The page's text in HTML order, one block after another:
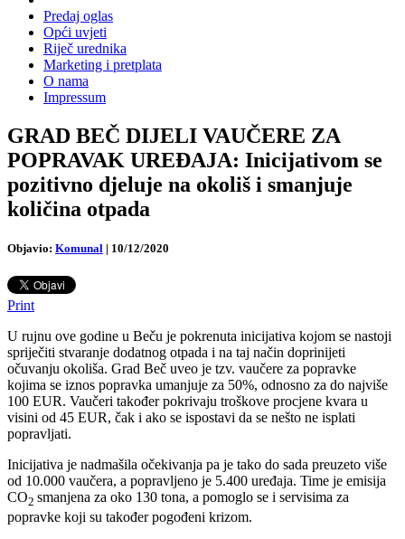
Predaj oglas
Opći uvjeti
Riječ urednika
Marketing i pretplata
O nama
Impressum
GRAD BEČ DIJELI VAUČERE ZA
POPRAVAK UREĐAJA: Inicijativom se
pozitivno djeluje na okoliš i smanjuje
količina otpada
Objavio: Komunal | 10/12/2020
Print
U rujnu ove godine u Beču je pokrenuta inicijativa kojom se nastoji
spriječiti stvaranje dodatnog otpada i na taj način doprinijeti
očuvanju okoliša. Grad Beč uveo je tzv. vaučere za popravke
kojima se iznos popravka umanjuje za 50%, odnosno za do najviše
100 EUR. Vaučeri također pokrivaju troškove procjene kvara u
visini od 45 EUR, čak i ako se ispostavi da se nešto ne isplati
popravljati.
Inicijativa je nadmašila očekivanja pa je tako do sada preuzeto više
od 10.000 vaučera, a popravljeno je 5.400 uređaja. Time je emisija
CO2 smanjena za oko 130 tona, a pomoglo se i servisima za
popravke koji su također pogođeni krizom.